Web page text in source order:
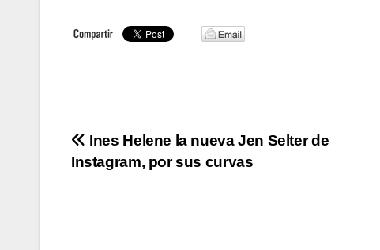
Navegación
Ines Helene la nueva Jen Selter de
Instagram, por sus curvas